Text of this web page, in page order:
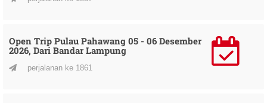
Open Trip Pulau Pahawang 05 - 06 Desember
2026, Dari Bandar Lampung
perjalanan ke 1861